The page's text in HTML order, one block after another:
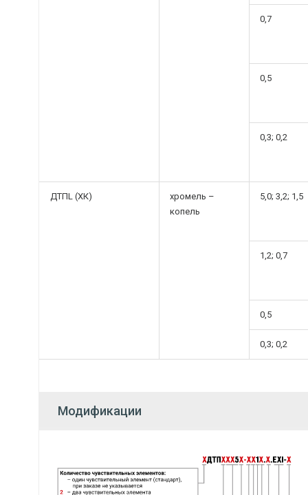
0,7
0,5
0,3; 0,2
ДТПL (ХК)
хромель –
копель
5,0; 3,2; 1,5
1,2; 0,7
0,5
0,3; 0,2
Модификации